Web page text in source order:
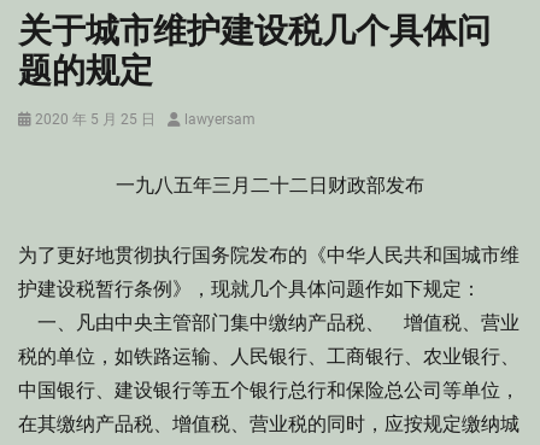
关于城市维护建设税几个具体问
题的规定
Posted
2020 年 5 月 25 日 Authorlawyersam
一九八五年三月二十二日财政部发布
为了更好地贯彻执行国务院发布的《中华人民共和国城市维
护建设税暂行条例》，现就几个具体问题作如下规定：
一、凡由中央主管部门集中缴纳产品税、 增值税、营业
税的单位，如铁路运输、人民银行、工商银行、农业银行、
中国银行、建设银行等五个银行总行和保险总公司等单位，
在其缴纳产品税、增值税、营业税的同时，应按规定缴纳城